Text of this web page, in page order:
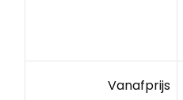
Vanafprijs